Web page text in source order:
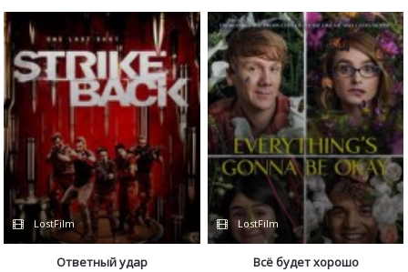
LostFilm
Ответный удар
LostFilm
Всё будет хорошо